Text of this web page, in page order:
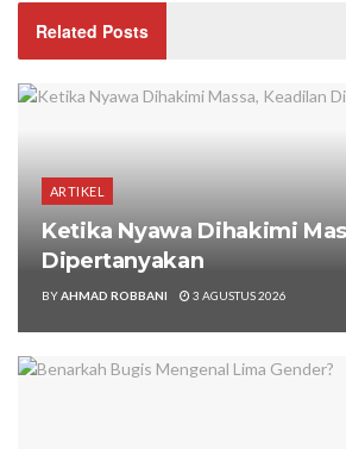
Related Posts
ARTIKEL
Ketika Nyawa Dihakimi
Dipertanyakan
BYAHMAD ROBBANI 3 AGUSTUS 2026